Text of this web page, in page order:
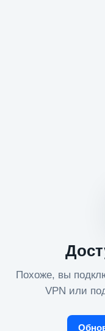
Похоже, вы
VPN или